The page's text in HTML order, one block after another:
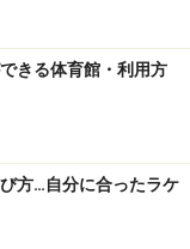
化のためグリッ
きますので、それ
易で操作性が良
プは、力が伝わり
す。
きる体育館・利用方
方…自分に合ったラケ